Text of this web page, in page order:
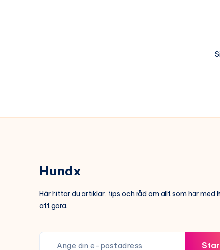
Hundx
Här hittar du artiklar, tips och råd om allt som har med
att göra.